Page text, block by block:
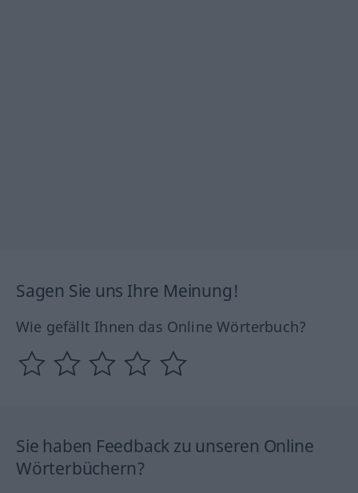
Sagen Sie uns Ihre Meinung!
Wie gefällt Ihnen das Online Wörterbuch?
Sie haben Feedback zu unseren Online
Wörterbüchern?